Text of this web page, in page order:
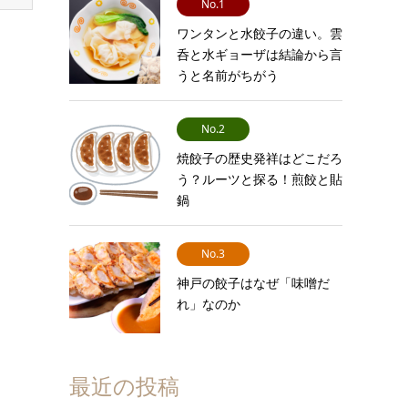
No.1
ワンタンと水餃子の違い。雲
呑と水ギョーザは結論から言
うと名前がちがう
No.2
焼餃子の歴史発祥はどこだろ
う？ルーツと探る！煎餃と貼
鍋
No.3
神戸の餃子はなぜ「味噌だ
れ」なのか
最近の投稿